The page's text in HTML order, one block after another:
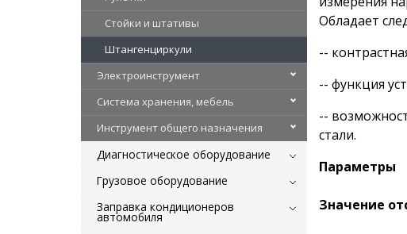
Стойки и штативы
Штангенциркули
Электроинструмент
Система хранения, мебель
Инструмент общего назначения
Диагностическое оборудование
Грузовое оборудование
Заправка кондиционеров
автомобиля
Обладает
--
-- функция
--
стали.
Параметры
Значение